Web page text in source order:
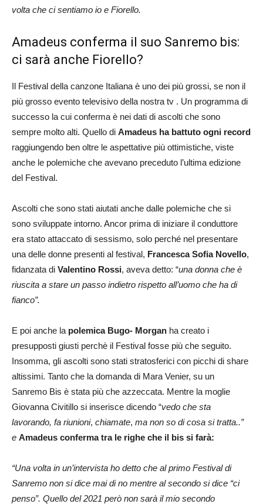
volta che ci sentiamo io e Fiorello.
Amadeus conferma il suo Sanremo bis:
ci sarà anche Fiorello?
Il Festival della canzone Italiana è uno dei più grossi, se non il
più grosso evento televisivo della nostra tv . Un programma di
successo la cui conferma è nei dati di ascolti che sono
sempre molto alti. Quello di Amadeus ha battuto ogni record
raggiungendo ben oltre le aspettative più ottimistiche, viste
anche le polemiche che avevano preceduto l’ultima edizione
del Festival.
Ascolti che sono stati aiutati anche dalle polemiche che si
sono sviluppate intorno. Ancor prima di iniziare il conduttore
era stato attaccato di sessismo, solo perché nel presentare
una delle donne presenti al festival, Francesca Sofia Novello,
fidanzata di Valentino Rossi, aveva detto: “una donna che è
riuscita a stare un passo indietro rispetto all’uomo che ha di
fianco”.
E poi anche la polemica Bugo- Morgan ha creato i
presupposti giusti perchè il Festival fosse più che seguito.
Insomma, gli ascolti sono stati stratosferici con picchi di share
altissimi. Tanto che la domanda di Mara Venier, su un
Sanremo Bis è stata più che azzeccata. Mentre la moglie
Giovanna Civitillo si inserisce dicendo “vedo che sta
lavorando, fa riunioni, chiamate, ma non so di cosa si tratta..”
e Amadeus conferma tra le righe che il bis si farà:
“Una volta in un’intervista ho detto che al primo Festival di
Sanremo non si dice mai di no mentre al secondo si dice “ci
penso”. Quello del 2021 però non sarà il mio secondo